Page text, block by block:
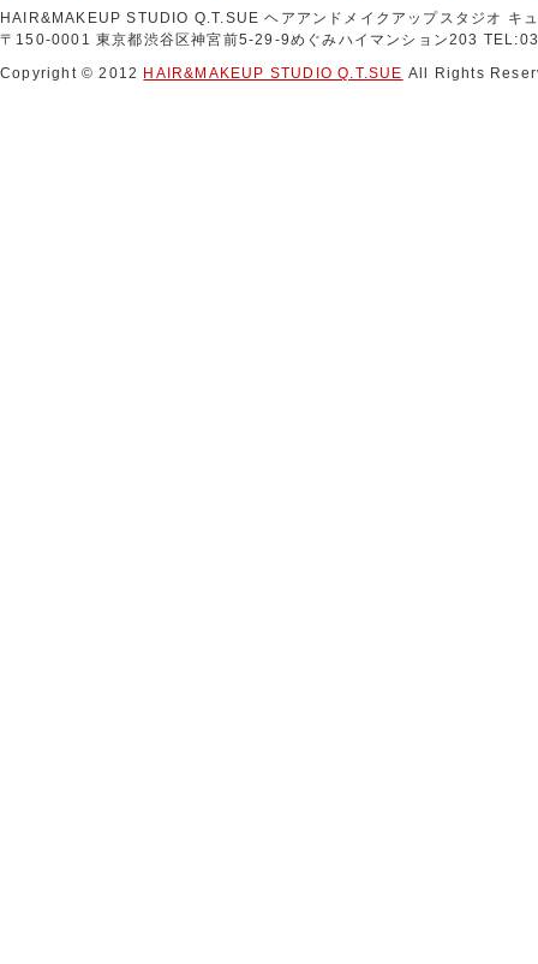
HAIR&MAKEUP STUDIO Q.T.SUE ヘアアンドメイクアップスタジオ キ
〒150-0001 東京都渋谷区神宮前5-29-9めぐみハイマンション203
Copyright © 2012 HAIR&MAKEUP STUDIO Q.T.SUE All Rights